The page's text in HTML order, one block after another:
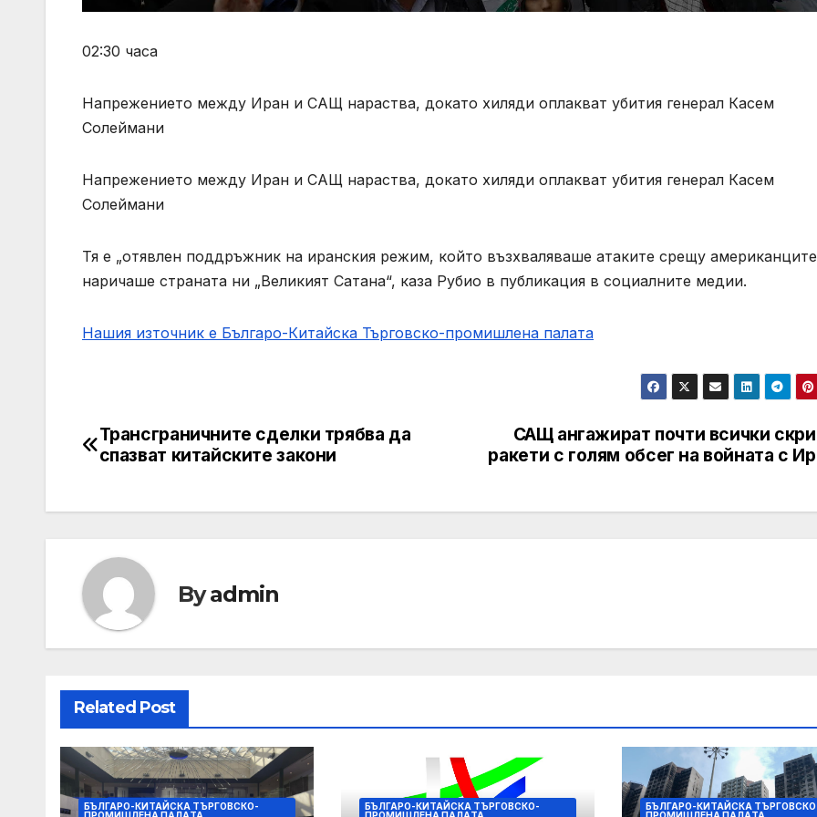
02:30 часа
Напрежението между Иран и САЩ нараства, докато хиляди оплакват убития генерал Касем
Солеймани
Напрежението между Иран и САЩ нараства, докато хиляди оплакват убития генерал Касем
Солеймани
Тя е „отявлен поддръжник на иранския режим, който възхваляваше атаките срещу
наричаше страната ни „Великият Сатана“, каза Рубио в публикация в социалните медии.
Нашия източник е Българо-Китайска Търговско-промишлена палaта
Post
САЩ ангажират почти всички
ракети с голям обсег на войната с
Трансграничните сделки трябва да
спазват китайските закони
Byadmin
Related Post
БЪЛГАРО-КИТАЙСКА ТЪРГОВСКО-
БЪЛГАРО-КИТАЙСКА ТЪРГОВСКО-
БЪЛГАРО-КИТАЙСКА